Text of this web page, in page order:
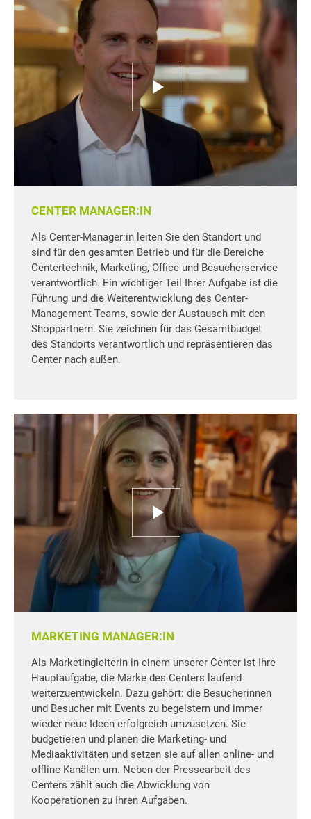
CENTER MANAGER:IN
Als Center-Manager:in leiten Sie den Standort und
sind für den gesamten Betrieb und für die Bereiche
Centertechnik, Marketing, Office und Besucherservice
verantwortlich. Ein wichtiger Teil Ihrer Aufgabe ist die
Führung und die Weiterentwicklung des Center-
Management-Teams, sowie der Austausch mit den
Shoppartnern. Sie zeichnen für das Gesamtbudget
des Standorts verantwortlich und repräsentieren das
Center nach außen.
MARKETING MANAGER:IN
Als Marketingleiterin in einem unserer Center ist Ihre
Hauptaufgabe, die Marke des Centers laufend
weiterzuentwickeln. Dazu gehört: die Besucherinnen
und Besucher mit Events zu begeistern und immer
wieder neue Ideen erfolgreich umzusetzen. Sie
budgetieren und planen die Marketing- und
Mediaaktivitäten und setzen sie auf allen online- und
offline Kanälen um. Neben der Pressearbeit des
Centers zählt auch die Abwicklung von
Kooperationen zu Ihren Aufgaben.